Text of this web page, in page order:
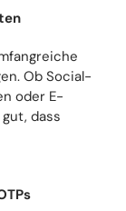
Ob Social-
oder E-
dass